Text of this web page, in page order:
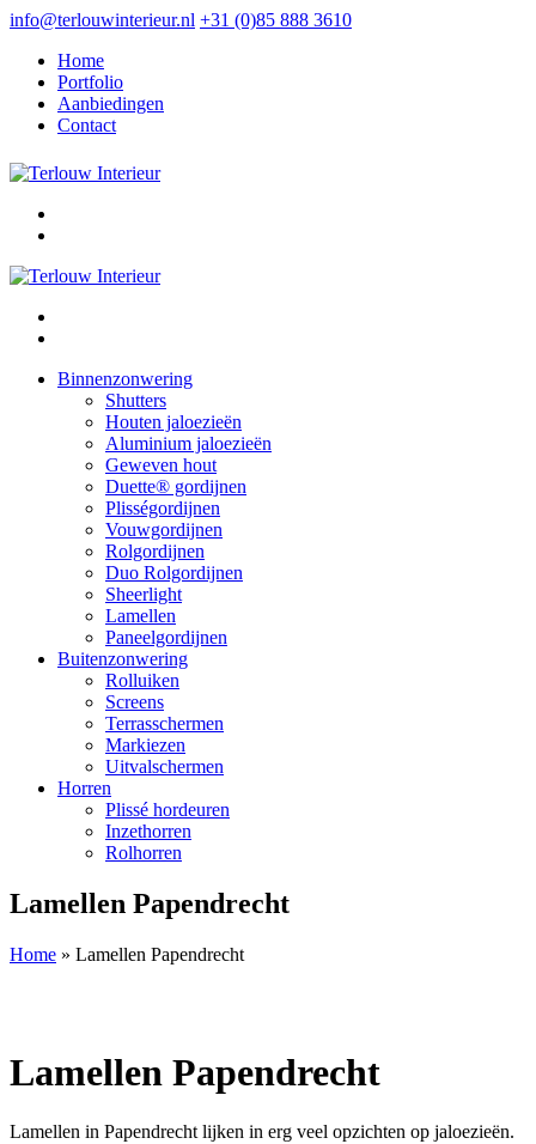
info@terlouwinterieur.nl +31 (0)85 888 3610
Home
Portfolio
Aanbiedingen
Contact
Binnenzonwering
Shutters
Houten jaloezieën
Aluminium jaloezieën
Geweven hout
Duette® gordijnen
Plisségordijnen
Vouwgordijnen
Rolgordijnen
Duo Rolgordijnen
Sheerlight
Lamellen
Paneelgordijnen
Buitenzonwering
Rolluiken
Screens
Terrasschermen
Markiezen
Uitvalschermen
Horren
Plissé hordeuren
Inzethorren
Rolhorren
Lamellen Papendrecht
Home » Lamellen Papendrecht
Lamellen Papendrecht
Lamellen in Papendrecht lijken in erg veel opzichten op jaloezieën.